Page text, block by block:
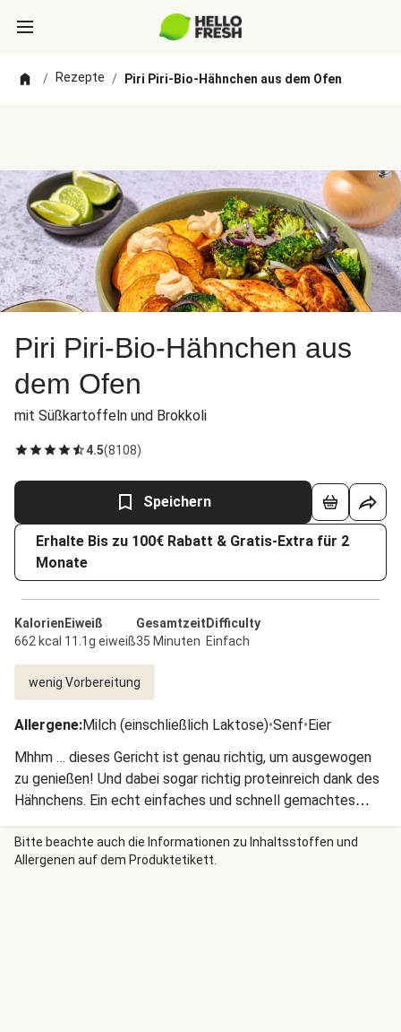
/ Rezepte / Piri Piri-Bio-Hähnchen aus dem Ofen
Piri Piri-Bio-Hähnchen aus
dem Ofen
mit Süßkartoffeln und Brokkoli
4.5(8108)
Speichern
Erhalte Bis zu 100€ Rabatt & Gratis-Extra für 2
Monate
Kalorien
662 kcal
Eiweiß
11.1g eiweiß
Gesamtzeit
35 Minuten
Difficulty
Einfach
wenig Vorbereitung
Allergene:Milch (einschließlich Laktose)•Senf•Eier
Mhhm … dieses Gericht ist genau richtig, um ausgewogen
zu genießen! Und dabei sogar richtig proteinreich dank des
Hähnchens. Ein echt einfaches und schnell gemachtes
Gericht, das Dir heute den Tag verschönert. Wir wünschen
Dir einen guten Appetit!
Bitte beachte auch die Informationen zu Inhaltsstoffen und
Allergenen auf dem Produktetikett.